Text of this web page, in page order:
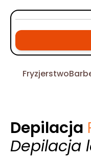
Fryzjerstwo
Depilacja
Depilacja